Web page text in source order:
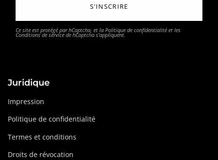
S'INSCRIRE
Ce site est protégé par hCaptcha, et la Politique de confidentialité et les
Conditions de service de hCaptcha s’appliquent.
Juridique
Impression
Politique de confidentialité
Termes et conditions
Droits de révocation